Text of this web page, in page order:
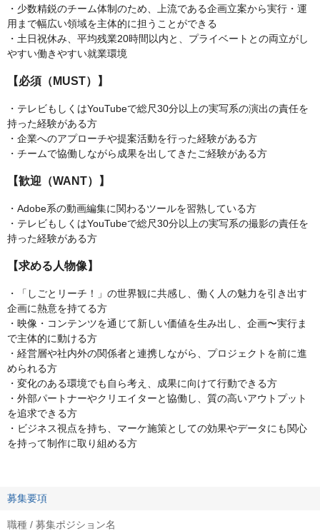
・少数精鋭のチーム体制のため、上流である企画立案から実行・運
用まで幅広い領域を主体的に担うことができる
・土日祝休み、平均残業20時間以内と、プライベートとの両立がし
やすい働きやすい就業環境
【必須（MUST）】
・テレビもしくはYouTubeで総尺30分以上の実写系の演出の責任を
持った経験がある方
・企業へのアプローチや提案活動を行った経験がある方
・チームで協働しながら成果を出してきたご経験がある方
【歓迎（WANT）】
・Adobe系の動画編集に関わるツールを習熟している方
・テレビもしくはYouTubeで総尺30分以上の実写系の撮影の責任を
持った経験がある方
【求める人物像】
・「しごとリーチ！」の世界観に共感し、働く人の魅力を引き出す
企画に熱意を持てる方
・映像・コンテンツを通じて新しい価値を生み出し、企画〜実行ま
で主体的に動ける方
・経営層や社内外の関係者と連携しながら、プロジェクトを前に進
められる方
・変化のある環境でも自ら考え、成果に向けて行動できる方
・外部パートナーやクリエイターと協働し、質の高いアウトプット
を追求できる方
・ビジネス視点を持ち、マーケ施策としての効果やデータにも関心
を持って制作に取り組める方
募集要項
職種 / 募集ポジション名